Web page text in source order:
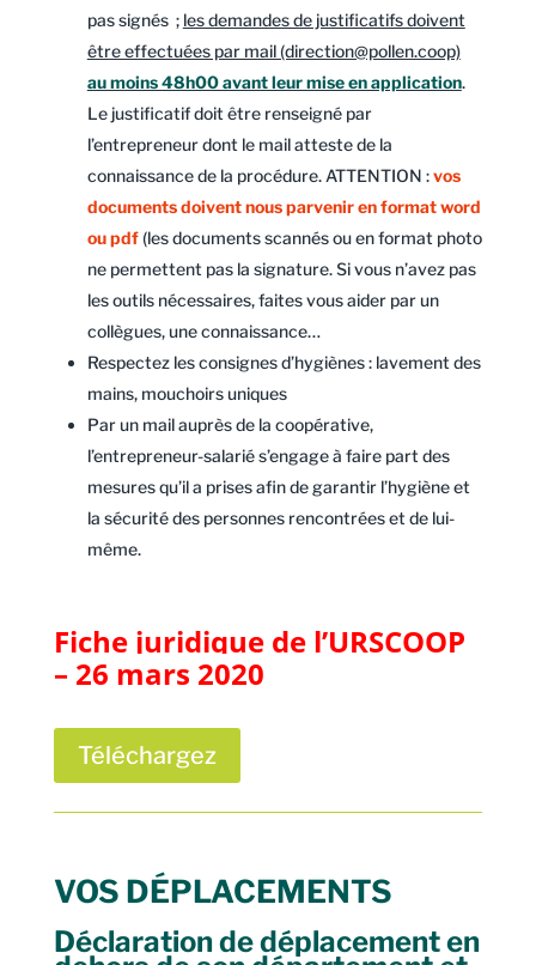
pas signés ; les demandes de justificatifs doivent
être effectuées par mail (direction@pollen.coop)
au moins 48h00 avant leur mise en application.
Le justificatif doit être renseigné par
l’entrepreneur dont le mail atteste de la
connaissance de la procédure. ATTENTION :vos
documents doivent nous parvenir en format word
ou pdf(les documents scannés ou en format photo
ne permettent pas la signature. Si vous n’avez pas
les outils nécessaires, faites vous aider par un
collègues, une connaissance…
Respectez les consignes d’hygiènes : lavement des
mains, mouchoirs uniques
Par un mail auprès de la coopérative,
l’entrepreneur-salarié s’engage à faire part des
mesures qu’il a prises afin de garantir l’hygiène et
la sécurité des personnes rencontrées et de lui-
même.
Fiche juridique de l’URSCOOP
– 26 mars 2020
Téléchargez
VOS DÉPLACEMENTS
Déclaration de déplacement en